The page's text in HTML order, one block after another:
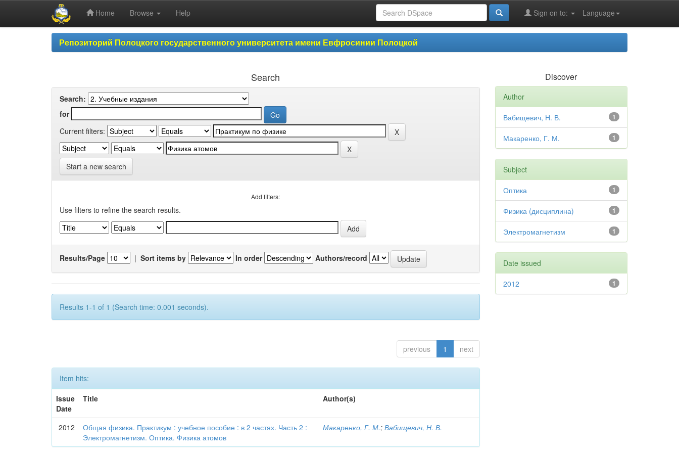
Home Browse Help Language
Sign on to:
Репозиторий Полоцкого государственного университета имени Евфросинии Полоцкой
Search
Search:
for
Current filters:
Start a new search
Add filters:
Use filters to refine the search results.
Results/Page | Sort items by In order Authors/record
Results 1-1 of 1 (Search time: 0.001 seconds).
previous 1 next
Item hits:
Issue
Date
Title Author(s)
2012
Общая физика. Практикум : учебное пособие : в 2 частях. Часть 2 :
Электромагнетизм. Оптика. Физика атомов
Макаренко, Г. М.;Вабищевич, Н. В.
Discover
Author
1
Вабищевич, Н. В.
1
Макаренко, Г. М.
Subject
1
Оптика
1
Физика (дисциплина)
1
Электромагнетизм
Date issued
1
2012